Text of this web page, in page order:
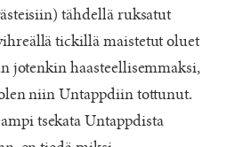
tähdellä ruksatut
tickillä maistetut oluet
jotenkin haasteellisemmaksi,
niin Untappdiin tottunut.
tsekata Untappdista